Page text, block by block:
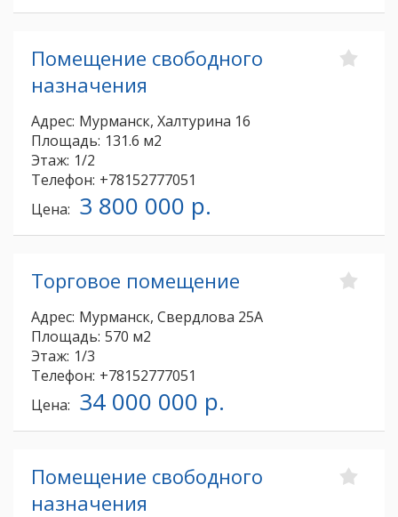
Помещение свободного
назначения
Адрес: Мурманск, Халтурина 16
Площадь: 131.6 м2
Этаж: 1/2
Телефон: +78152777051
Цена: 3 800 000 р.
Торговое помещение
Адрес: Мурманск, Свердлова 25А
Площадь: 570 м2
Этаж: 1/3
Телефон: +78152777051
Цена: 34 000 000 р.
Помещение свободного
назначения